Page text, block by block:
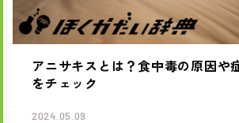
アニサキスとは？食中毒の原因や
をチェック
2024.05.09